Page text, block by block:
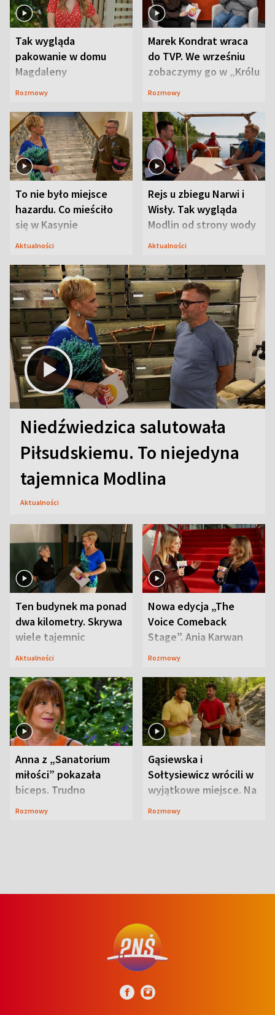
Tak wygląda
pakowanie w domu
Magdaleny
Waligórskiej-Lisieckiej.
Rozmowy
Marek Kondrat wraca
do TVP. We wrześniu
zobaczymy go w „Królu
Maciusiu I”
Rozmowy
To nie było miejsce
hazardu. Co mieściło
się w Kasynie
Oficerskim?
Aktualności
Rejs u zbiegu Narwi i
Wisły. Tak wygląda
Modlin od strony wody
Aktualności
Niedźwiedzica salutowała
Piłsudskiemu. To niejedyna
tajemnica Modlina
Aktualności
Ten budynek ma ponad
dwa kilometry. Skrywa
wiele tajemnic
Aktualności
Nowa edycja „The
Voice Comeback
Stage”. Ania Karwan
zapowiada
Rozmowy
Anna z „Sanatorium
miłości” pokazała
biceps. Trudno
uwierzyć, co przeszła
Rozmowy
Gąsiewska i
Sołtysiewicz wrócili w
wyjątkowe miejsce. Na
szlaku czekał
Rozmowy